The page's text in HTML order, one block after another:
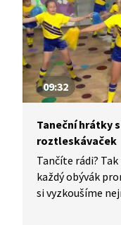
09:32
Taneční hrátky
roztleskávaček
Tančíte rádi?
každý obývák
si vyzkoušíme